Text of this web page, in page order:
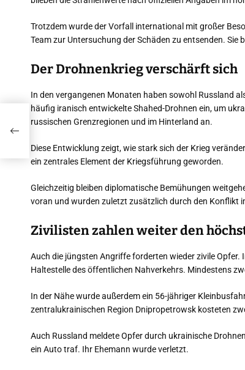
Trotzdem wurde der Vorfall international mit großer
Team zur Untersuchung der Schäden zu entsenden.
Der Drohnenkrieg verschärft sich
In den vergangenen Monaten haben sowohl Russland
häufig iranisch entwickelte Shahed-Drohnen ein, um
russischen Grenzregionen und im Hinterland an.
Diese Entwicklung zeigt, wie stark sich der Krieg
ein zentrales Element der Kriegsführung geworden.
Gleichzeitig bleiben diplomatische Bemühungen
voran und wurden zuletzt zusätzlich durch den Konflikt
Zivilisten zahlen weiter den
Auch die jüngsten Angriffe forderten wieder zivile
Haltestelle des öffentlichen Nahverkehrs. Mindestens
In der Nähe wurde außerdem ein 56-jähriger
zentralukrainischen Region Dnipropetrowsk kosteten
Auch Russland meldete Opfer durch ukrainische
ein Auto traf. Ihr Ehemann wurde verletzt.